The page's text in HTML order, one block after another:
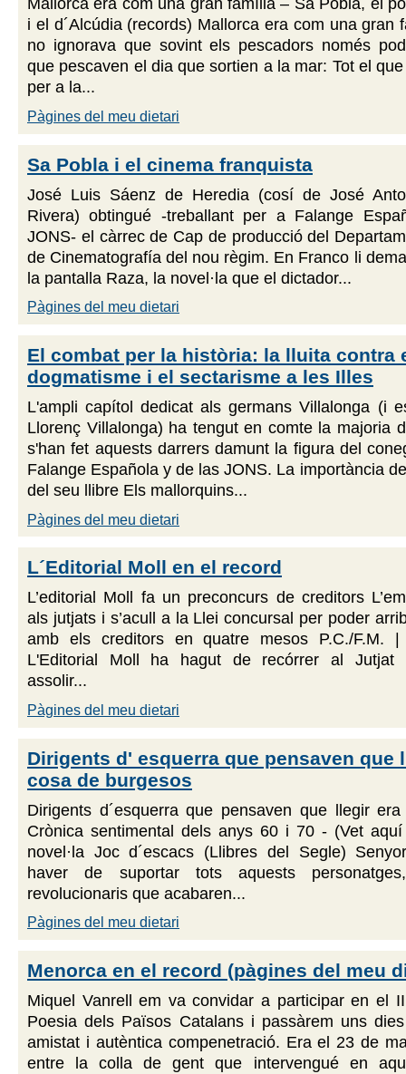
Mallorca era com una gran família – Sa Pobla, el
i el d´Alcúdia (records) Mallorca era com una gran
no ignorava que sovint els pescadors només
que pescaven el dia que sortien a la mar: Tot el
per a la...
Pàgines del meu dietari
Sa Pobla i el cinema franquista
José Luis Sáenz de Heredia (cosí de José
Rivera) obtingué -treballant per a Falange
JONS- el càrrec de Cap de producció del
de Cinematografía del nou règim. En Franco li
la pantalla Raza, la novel·la que el dictador...
Pàgines del meu dietari
El combat per la història: la lluita contra
dogmatisme i el sectarisme a les Illes
L'ampli capítol dedicat als germans Villalonga (i
Llorenç Villalonga) ha tengut en comte la majoria
s'han fet aquests darrers damunt la figura del
Falange Española y de las JONS. La importància
del seu llibre Els mallorquins...
Pàgines del meu dietari
L´Editorial Moll en el record
L’editorial Moll fa un preconcurs de creditors
als jutjats i s’acull a la Llei concursal per poder
amb els creditors en quatre mesos P.C./F.M. |
L'Editorial Moll ha hagut de recórrer al Jutjat
assolir...
Pàgines del meu dietari
Dirigents d' esquerra que pensaven que
cosa de burgesos
Dirigents d´esquerra que pensaven que llegir
Crònica sentimental dels anys 60 i 70 - (Vet
novel·la Joc d´escacs (Llibres del Segle)
haver de suportar tots aquests
revolucionaris que acabaren...
Pàgines del meu dietari
Menorca en el record (pàgines del meu
Miquel Vanrell em va convidar a participar en el
Poesia dels Països Catalans i passàrem uns
amistat i autèntica compenetració. Era el 23 de
entre la colla de gent que intervengué en